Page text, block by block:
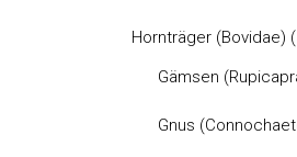
Hornträger (Bovidae)
Gämsen
Gnus